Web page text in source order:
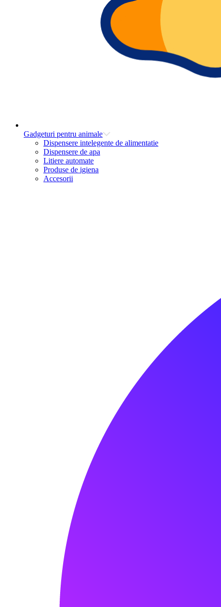
Gadgeturi pentru animale
Dispensere intelegente de alimentatie
Dispensere de apa
Litiere automate
Produse de igiena
Accesorii